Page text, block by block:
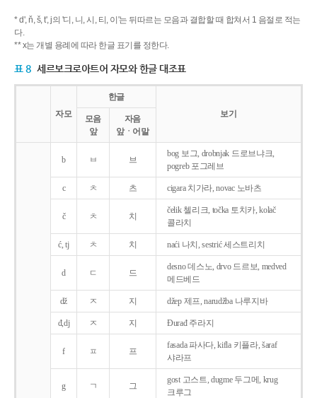
* d', ň, š, t', j의 '디, 니, 시, 티, 이'는 뒤따르는 모음과 결합할 때 합쳐서 1 음절로 적는
다.
** x는 개별 용례에 따라 한글 표기를 정한다.
표 8 세르보크로아트어 자모와 한글 대조표
자모
한글
보기
모음
앞
자음
앞ㆍ어말
b ㅂ 브
bog 보그, drobnjak 드로브냐크,
pogreb 포그레브
c ㅊ 츠 cigara 치가라, novac 노바츠
č ㅊ 치
čelik 첼리크, točka 토치카, kolač
콜라치
ć, tj ㅊ 치 naći 나치, sestrić 세스트리치
d ㄷ 드
desno 데스노, drvo 드르보, medved
메드베드
dž ㅈ 지 džep 제프, narudžba 나루지바
đ,dj ㅈ 지 Ðurađ 주라지
f ㅍ 프
fasada 파사다, kifla 키플라, šaraf
샤라프
g ㄱ 그
gost 고스트, dugme 두그메, krug
크루그